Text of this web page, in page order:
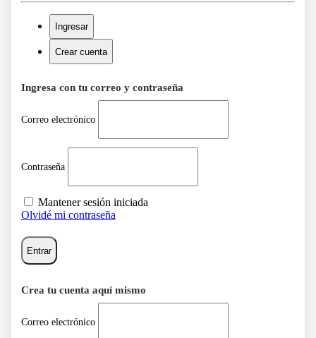
Ingresar
Crear cuenta
Ingresa con tu correo y contraseña
Correo electrónico
Contraseña
Mantener sesión iniciada
Olvidé mi contraseña
Entrar
Crea tu cuenta aquí mismo
Correo electrónico